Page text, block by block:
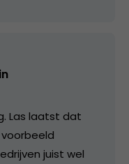
Las laatst dat
juist wel